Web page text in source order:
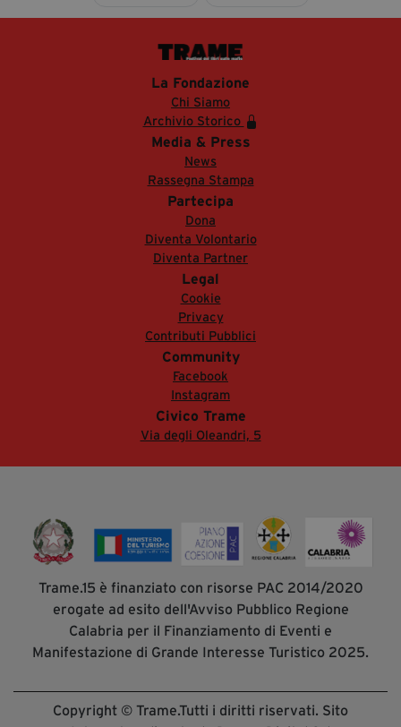
La Fondazione
Chi Siamo
Archivio Storico
Media & Press
News
Rassegna Stampa
Partecipa
Dona
Diventa Volontario
Diventa Partner
Legal
Cookie
Privacy
Contributi Pubblici
Community
Facebook
Instagram
Civico Trame
Via degli Oleandri, 5
Trame.15 è finanziato con risorse PAC 2014/2020
erogate ad esito dell'Avviso Pubblico Regione
Calabria per il Finanziamento di Eventi e
Manifestazione di Grande Interesse Turistico 2025.
Copyright © Trame.Tutti i diritti riservati. Sito